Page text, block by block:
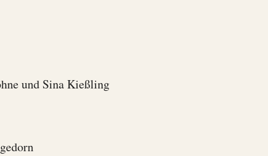
und Sina Kießling